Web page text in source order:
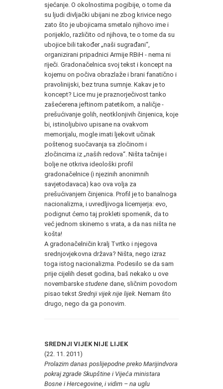
sjećanje. O okolnostima pogibije, o tome da
su ljudi divljački ubijani ne zbog krivice nego
zato što je ubojicama smetalo njihovo ime i
porijeklo, različito od njihova, te o tome da su
ubojice bili također „naši sugrađani“,
organizirani pripadnici Armije RBiH - nema ni
riječi. Gradonačelnica svoj tekst i koncept na
kojemu on počiva obrazlaže i brani fanatično i
pravolinijski, bez truna sumnje. Kakav je to
koncept? Lice mu je praznorječivost tanko
zašećerena jeftinom patetikom, a naličje -
prešućivanje golih, neotklonjivih činjenica, koje
bi, istinoljubivo upisane na ovakvom
memorijalu, mogle imati ljekovit učinak
poštenog suočavanja sa zločinom i
zločincima iz „naših redova“. Ništa tačnije i
bolje ne otkriva ideološki profil
gradonačelnice (i njezinih anonimnih
savjetodavaca) kao ova volja za
prešućivanjem činjenica. Profil je to banalnoga
nacionalizma, i uvredljivoga licemjerja: evo,
podignut ćemo taj prokleti spomenik, da to
već jednom skinemo s vrata, a da nas ništa ne
košta!
A gradonačelničin kralj Tvrtko i njegova
srednjovjekovna država? Ništa, nego izraz
toga istog nacionalizma. Podesilo se da sam
prije cijelih deset godina, baš nekako u ove
novembarske studene dane, sličnim povodom
pisao tekst Srednji vijek nije lijek. Nemam što
drugo, nego da ga ponovim.
SREDNJI VIJEK NIJE LIJEK
(22. 11. 2011)
Prolazim danas poslijepodne preko Marijindvora
pokraj zgrade Skupštine i Vijeća ministara
Bosne i Hercegovine, i vidim – na uglu